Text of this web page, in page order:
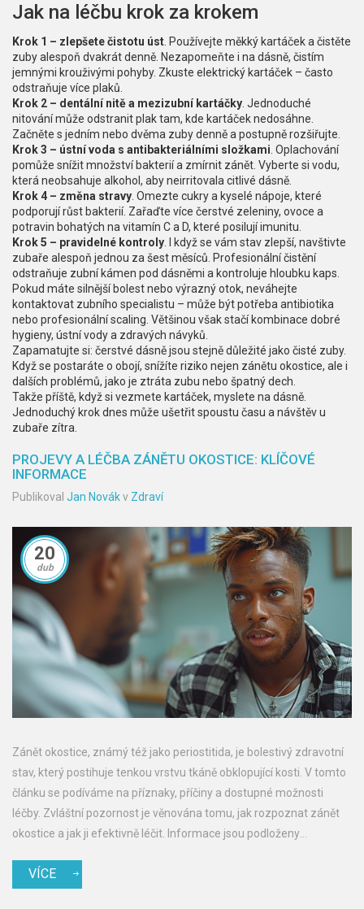
Jak na léčbu krok za krokem
Krok 1 – zlepšete čistotu úst . Používejte měkký kartáček a čistěte
zuby alespoň dvakrát denně. Nezapomeňte i na dásně, čistím
jemnými krouživými pohyby. Zkuste elektrický kartáček – často
odstraňuje více plaků.
Krok 2 – dentální nitě a mezizubní kartáčky . Jednoduché
nitování může odstranit plak tam, kde kartáček nedosáhne.
Začněte s jedním nebo dvěma zuby denně a postupně rozšiřujte.
Krok 3 – ústní voda s antibakteriálními složkami . Oplachování
pomůže snížit množství bakterií a zmírnit zánět. Vyberte si vodu,
která neobsahuje alkohol, aby neirritovala citlivé dásně.
Krok 4 – změna stravy . Omezte cukry a kyselé nápoje, které
podporují růst bakterií. Zařaďte více čerstvé zeleniny, ovoce a
potravin bohatých na vitamín C a D, které posilují imunitu.
Krok 5 – pravidelné kontroly . I když se vám stav zlepší, navštivte
zubaře alespoň jednou za šest měsíců. Profesionální čistění
odstraňuje zubní kámen pod dásněmi a kontroluje hloubku kaps.
Pokud máte silnější bolest nebo výrazný otok, neváhejte
kontaktovat zubního specialistu – může být potřeba antibiotika
nebo profesionální scaling. Většinou však stačí kombinace dobré
hygieny, ústní vody a zdravých návyků.
Zapamatujte si: čerstvé dásně jsou stejně důležité jako čisté zuby.
Když se postaráte o obojí, snížíte riziko nejen zánětu okostice, ale i
dalších problémů, jako je ztráta zubu nebo špatný dech.
Takže příště, když si vezmete kartáček, myslete na dásně.
Jednoduchý krok dnes může ušetřit spoustu času a návštěv u
zubaře zítra.
PROJEVY A LÉČBA ZÁNĚTU OKOSTICE: KLÍČOVÉ
INFORMACE
Publikoval Jan Novákv Zdraví
20
dub
Zánět okostice, známý též jako periostitida, je bolestivý zdravotní
stav, který postihuje tenkou vrstvu tkáně obklopující kosti. V tomto
článku se podíváme na příznaky, příčiny a dostupné možnosti
léčby. Zvláštní pozornost je věnována tomu, jak rozpoznat zánět
okostice a jak ji efektivně léčit. Informace jsou podloženy
onemocněním.
VÍCE